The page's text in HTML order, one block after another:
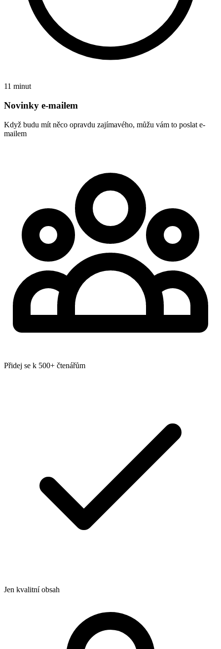
11 minut
Novinky e-mailem
Když budu mít něco opravdu zajímavého, můžu vám to poslat e-
mailem
Přidej se k 500+ čtenářům
Jen kvalitní obsah